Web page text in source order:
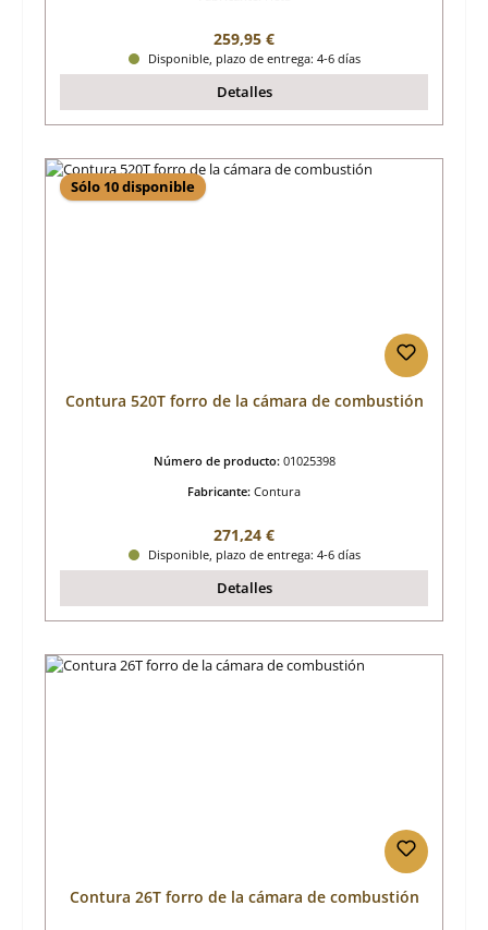
Precio normal:
259,95 €
Disponible, plazo de entrega: 4-6 días
Detalles
Sólo 10 disponible
Contura 520T forro de la cámara de combustión
Número de producto: 01025398
Fabricante: Contura
Precio normal:
271,24 €
Disponible, plazo de entrega: 4-6 días
Detalles
Contura 26T forro de la cámara de combustión